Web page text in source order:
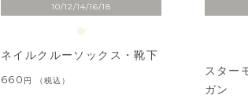
10/12/14/16/18
ネイルクルーソックス・靴下
660 税込
スター
ガン